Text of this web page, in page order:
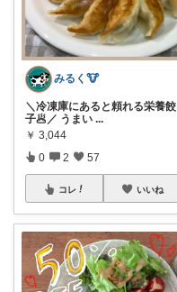
みるく🐮
＼冷凍庫にあると頼れる栄養餃
子🥟／ うまい ...
￥ 3,044
0 2 57
コレ いいね